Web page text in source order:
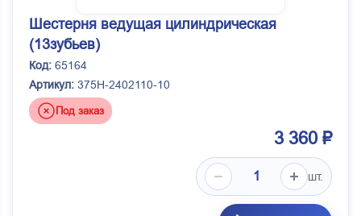
Шестерня ведущая цилиндрическая
(13зубьев)
Код: 65164
Артикул: 375Н-2402110-10
Под заказ
3 360 ₽
шт.